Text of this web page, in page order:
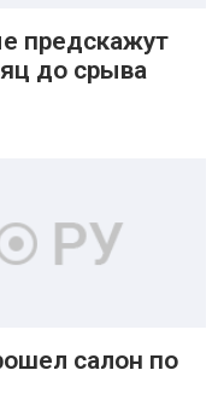
предскажут
до срыва
салон по